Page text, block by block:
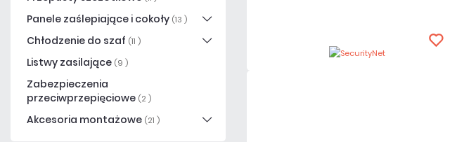
Panele zaślepiające i cokoły (13 )
Chłodzenie do szaf (11 )
Listwy zasilające (9 )
Zabezpieczenia
przeciwprzepięciowe (2 )
Akcesoria montażowe (21 )